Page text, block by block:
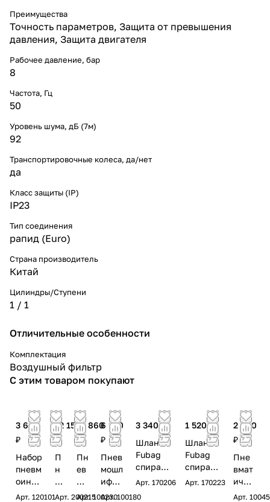
Преимущества
Точность параметров, Защита от превышения
давления, Защита двигателя
Рабочее давление, бар
8
Частота, Гц
50
Уровень шума, дБ (7м)
92
Транспортировочные колеса, да/нет
да
Класс защиты (IP)
IP23
Тип соединения
рапид (Euro)
Страна производитель
Китай
Цилиндры/Ступени
1 / 1
Отличительные особенности
Комплектация
Воздушный фильтр
С этим товаром покупают
3 660
₽
Набор
пневм
оинст
румен
Арт. 120101
12 150
₽
П
н
ев
м
Арт. 200215
12 860
₽
Пн
ев
мо
га
Арт.100230
6 160
₽
Пнев
мошл
ифма
шина
Арт.100180
3 340 ₽
Шланг
Fubag
спираль
ный с
Арт. 170206
1 520 ₽
Шланг
Fubag
спираль
ный с
Арт.170223
2 980
₽
Пне
вмат
ичес
кий
Арт.